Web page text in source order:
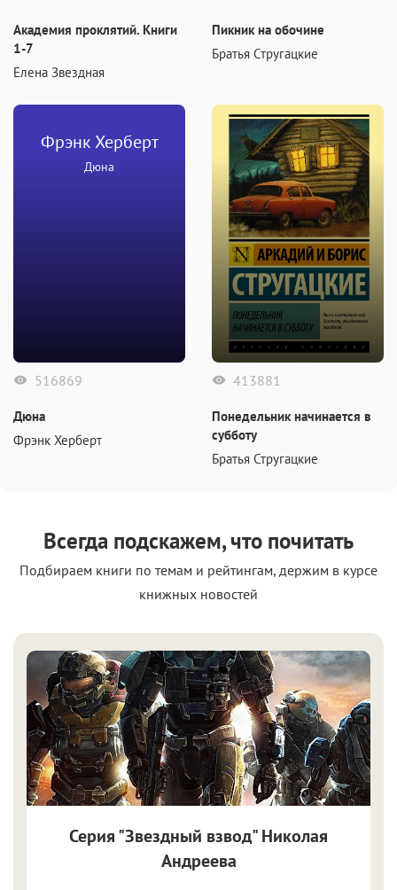
Академия проклятий. Книги
1-7
Елена Звездная
Пикник на обочине
Братья Стругацкие
Фрэнк Херберт
Дюна
516869
Дюна
Фрэнк Херберт
413881
Понедельник начинается в
субботу
Братья Стругацкие
Всегда подскажем, что почитать
Подбираем книги по темам и рейтингам, держим в курсе
книжных новостей
Серия "Звездный взвод" Николая
Андреева